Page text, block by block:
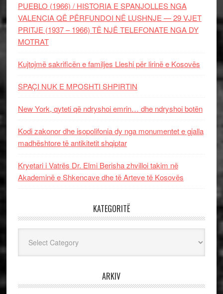
PUEBLO (1966) / HISTORIA E SPANJOLLES NGA
VALENCIA QË PËRFUNDOI NË LUSHNJE — 29 VJET
PRITJE (1937 – 1966) TË NJË TELEFONATE NGA DY
MOTRAT
Kujtojmë sakrificën e familjes Lleshi për lirinë e Kosovës
SPAÇI NUK E MPOSHTI SHPIRTIN
New York, qyteti që ndryshoi emrin… dhe ndryshoi botën
Kodi zakonor dhe isopolifonia dy nga monumentet e gjalla
madhështore të antikitetit shqiptar
Kryetari i Vatrës Dr. Elmi Berisha zhvilloi takim në
Akademinë e Shkencave dhe të Arteve të Kosovës
KATEGORITË
ARKIV